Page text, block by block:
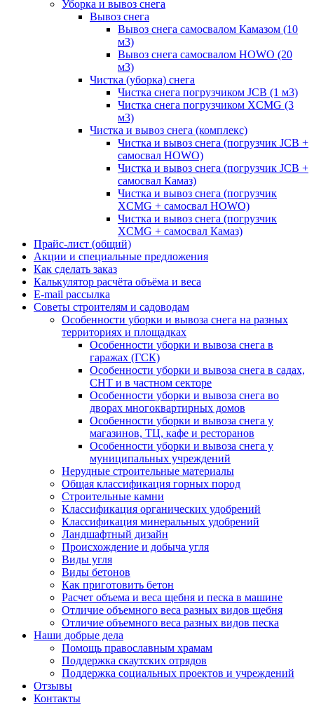
Уборка и вывоз снега
Вывоз снега
Вывоз снега самосвалом Камазом (10
м3)
Вывоз снега самосвалом HOWO (20
м3)
Чистка (уборка) снега
Чистка снега погрузчиком JCB (1 м3)
Чистка снега погрузчиком XCMG (3
м3)
Чистка и вывоз снега (комплекс)
Чистка и вывоз снега (погрузчик JCB +
самосвал HOWO)
Чистка и вывоз снега (погрузчик JCB +
самосвал Камаз)
Чистка и вывоз снега (погрузчик
XCMG + самосвал HOWO)
Чистка и вывоз снега (погрузчик
XCMG + самосвал Камаз)
Прайс-лист (общий)
Акции и специальные предложения
Как сделать заказ
Калькулятор расчёта объёма и веса
E-mail рассылка
Советы строителям и садоводам
Особенности уборки и вывоза снега на разных
территориях и площадках
Особенности уборки и вывоза снега в
гаражах (ГСК)
Особенности уборки и вывоза снега в садах,
СНТ и в частном секторе
Особенности уборки и вывоза снега во
дворах многоквартирных домов
Особенности уборки и вывоза снега у
магазинов, ТЦ, кафе и ресторанов
Особенности уборки и вывоза снега у
муниципальных учреждений
Нерудные строительные материалы
Общая классификация горных пород
Строительные камни
Классификация органических удобрений
Классификация минеральных удобрений
Ландшафтный дизайн
Происхождение и добыча угля
Виды угля
Виды бетонов
Как приготовить бетон
Расчет объема и веса щебня и песка в машине
Отличие объемного веса разных видов щебня
Отличие объемного веса разных видов песка
Наши добрые дела
Помощь православным храмам
Поддержка скаутских отрядов
Поддержка социальных проектов и учреждений
Отзывы
Контакты